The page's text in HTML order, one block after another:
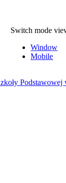
Switch mode
Window
Mobile